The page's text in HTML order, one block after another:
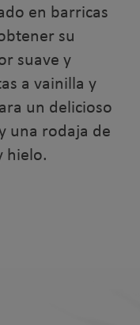
en barricas
su
suave y
a vainilla y
un delicioso
una rodaja de
hielo.